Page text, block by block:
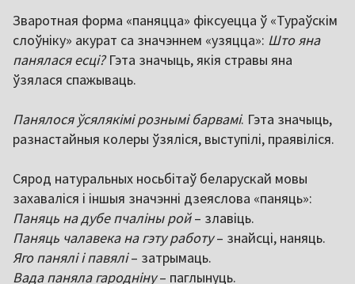
Зваротная форма «паняцца» фіксуецца ў «Тураўскім
слоўніку» акурат са значэннем «узяцца»: Што яна
панялася есці?Гэта значыць, якія стравы яна
ўзялася спажываць.
Панялося ўсялякімі рознымі барвамі. Гэта значыць,
разнастайныя колеры ўзяліся, выступілі, праявіліся.
Сярод натуральных носьбітаў беларускай мовы
захаваліся і іншыя значэнні дзеяслова «паняць»:
Паняць на дубе пчаліны рой– злавіць.
Паняць чалавека на гэту работу– знайсці, наняць.
Яго панялі і павялі– затрымаць.
Вада паняла гародніну– паглынуць.